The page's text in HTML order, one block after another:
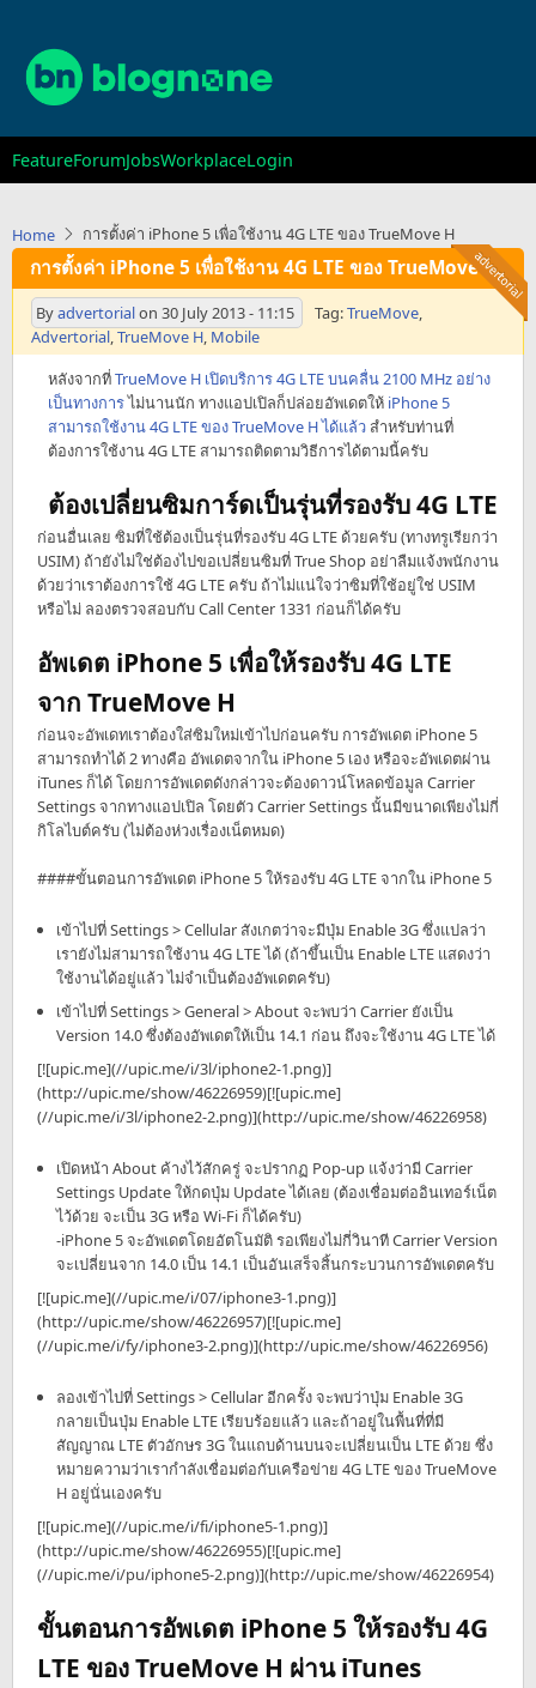
main
content
Main
navigation
FeatureForumJobsWorkplaceLogin
Home การตั้งค่า iPhone 5 เพื่อใช้งาน 4G LTE ของ TrueMove H
การตั้งค่า iPhone 5 เพื่อใช้งาน 4G LTE ของ TrueMove H
Byadvertorialon 30 July 2013 - 11:15 Tag:TrueMove,
Advertorial,TrueMove H, Mobile
หลังจากที่TrueMove H เปิดบริการ 4G LTE บนคลื่น 2100 MHz อย่าง
เป็นทางการไม่นานนัก ทางแอปเปิลก็ปล่อยอัพเดตให้ iPhone 5
สามารถใช้งาน 4G LTE ของ TrueMove H ได้แล้ว สำหรับท่านที่
ต้องการใช้งาน 4G LTE สามารถติดตามวิธีการได้ตามนี้ครับ
ต้องเปลี่ยนซิมการ์ดเป็นรุ่นที่รองรับ 4G LTE
ก่อนอื่นเลย ซิมที่ใช้ต้องเป็นรุ่นที่รองรับ 4G LTE ด้วยครับ (ทางทรูเรียกว่า
USIM) ถ้ายังไม่ใช่ต้องไปขอเปลี่ยนซิมที่ True Shop อย่าลืมแจ้งพนักงาน
ด้วยว่าเราต้องการใช้ 4G LTE ครับ ถ้าไม่แน่ใจว่าซิมที่ใช้อยู่ใช่ USIM
หรือไม่ ลองตรวจสอบกับ Call Center 1331 ก่อนก็ได้ครับ
อัพเดต iPhone 5 เพื่อให้รองรับ 4G LTE
จาก TrueMove H
ก่อนจะอัพเดทเราต้องใส่ซิมใหม่เข้าไปก่อนครับ การอัพเดต iPhone 5
สามารถทำได้ 2 ทางคือ อัพเดตจากใน iPhone 5 เอง หรือจะอัพเดตผ่าน
iTunes ก็ได้ โดยการอัพเดตดังกล่าวจะต้องดาวน์โหลดข้อมูล Carrier
Settings จากทางแอปเปิล โดยตัว Carrier Settings นั้นมีขนาดเพียงไม่กี่
กิโลไบต์ครับ (ไม่ต้องห่วงเรื่องเน็ตหมด)
####ขั้นตอนการอัพเดต iPhone 5 ให้รองรับ 4G LTE จากใน iPhone 5
เข้าไปที่ Settings > Cellular สังเกตว่าจะมีปุ่ม Enable 3G ซึ่งแปลว่า
เรายังไม่สามารถใช้งาน 4G LTE ได้ (ถ้าขึ้นเป็น Enable LTE แสดงว่า
ใช้งานได้อยู่แล้ว ไม่จำเป็นต้องอัพเดตครับ)
เข้าไปที่ Settings > General > About จะพบว่า Carrier ยังเป็น
Version 14.0 ซึ่งต้องอัพเดตให้เป็น 14.1 ก่อน ถึงจะใช้งาน 4G LTE ได้
[![upic.me](//upic.me/i/3l/iphone2-1.png)]
(http://upic.me/show/46226959)[![upic.me]
(//upic.me/i/3l/iphone2-2.png)](http://upic.me/show/46226958)
เปิดหน้า About ค้างไว้สักครู่ จะปรากฏ Pop-up แจ้งว่ามี Carrier
Settings Update ให้กดปุ่ม Update ได้เลย (ต้องเชื่อมต่ออินเทอร์เน็ต
ไว้ด้วย จะเป็น 3G หรือ Wi-Fi ก็ได้ครับ)
-iPhone 5 จะอัพเดตโดยอัตโนมัติ รอเพียงไม่กี่วินาที Carrier Version
จะเปลี่ยนจาก 14.0 เป็น 14.1 เป็นอันเสร็จสิ้นกระบวนการอัพเดตครับ
[![upic.me](//upic.me/i/07/iphone3-1.png)]
(http://upic.me/show/46226957)[![upic.me]
(//upic.me/i/fy/iphone3-2.png)](http://upic.me/show/46226956)
ลองเข้าไปที่ Settings > Cellular อีกครั้ง จะพบว่าปุ่ม Enable 3G
กลายเป็นปุ่ม Enable LTE เรียบร้อยแล้ว และถ้าอยู่ในพื้นที่ที่มี
สัญญาณ LTE ตัวอักษร 3G ในแถบด้านบนจะเปลี่ยนเป็น LTE ด้วย ซึ่ง
หมายความว่าเรากำลังเชื่อมต่อกับเครือข่าย 4G LTE ของ TrueMove
H อยู่นั่นเองครับ
[![upic.me](//upic.me/i/fi/iphone5-1.png)]
(http://upic.me/show/46226955)[![upic.me]
(//upic.me/i/pu/iphone5-2.png)](http://upic.me/show/46226954)
ขั้นตอนการอัพเดต iPhone 5 ให้รองรับ 4G
LTE ของ TrueMove H ผ่าน iTunes